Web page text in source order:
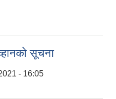
सूचना
- 16:05